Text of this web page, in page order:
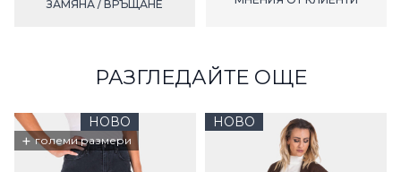
ЗАМЯНА / ВРЪЩАНЕ
РАЗГЛЕДАЙТЕ ОЩЕ
НОВО
+ големи размери
НОВО